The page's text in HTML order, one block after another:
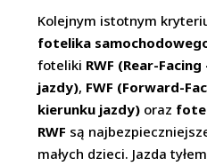
Kolejnym istotnym
fotelika
foteliki RWF (Rear-
jazdy), FWF (Forward-
kierunku jazdy) oraz
RWF są
małych dzieci. Jazda